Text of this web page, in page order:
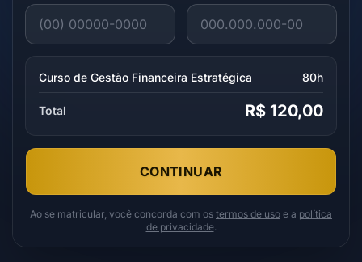
Curso de Gestão Financeira Estratégica 80h
Total R$ 120,00
CONTINUAR
Ao se matricular, você concorda com os termos de uso e a política
de privacidade.